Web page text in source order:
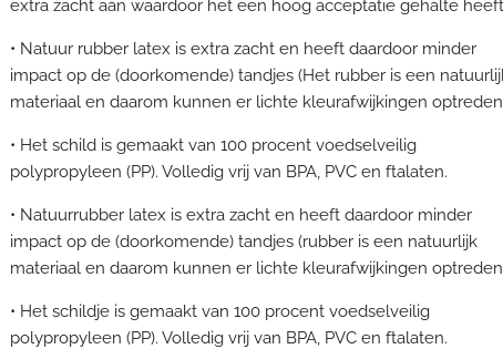
extra zacht aan waardoor het een hoog acceptatie gehalte heeft
• Natuur rubber latex is extra zacht en heeft daardoor minder
impact op de (doorkomende) tandjes (Het rubber is een
materiaal en daarom kunnen er lichte kleurafwijkingen
• Het schild is gemaakt van 100 procent voedselveilig
polypropyleen (PP). Volledig vrij van BPA, PVC en ftalaten.
• Natuurrubber latex is extra zacht en heeft daardoor minder
impact op de (doorkomende) tandjes (rubber is een natuurlijk
materiaal en daarom kunnen er lichte kleurafwijkingen
• Het schildje is gemaakt van 100 procent voedselveilig
polypropyleen (PP). Volledig vrij van BPA, PVC en ftalaten.